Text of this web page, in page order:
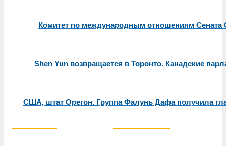
Комитет по международным отношениям
Shen Yun возвращается в Торонто. Канадские
США, штат Орегон. Группа Фалунь Дафа получила